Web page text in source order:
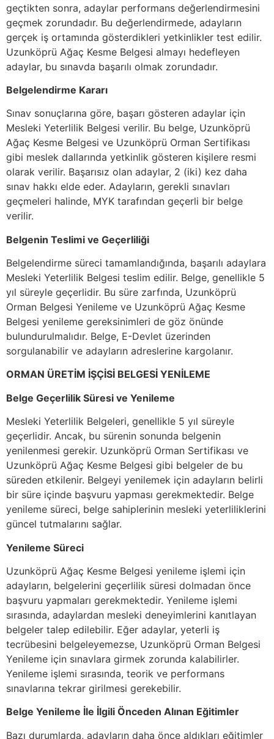
geçtikten sonra, adaylar performans değerlendirmesini
geçmek zorundadır. Bu değerlendirmede, adayların
gerçek iş ortamında gösterdikleri yetkinlikler test edilir.
Uzunköprü Ağaç Kesme Belgesi almayı hedefleyen
adaylar, bu sınavda başarılı olmak zorundadır.
Belgelendirme Kararı
Sınav sonuçlarına göre, başarı gösteren adaylar için
Mesleki Yeterlilik Belgesi verilir. Bu belge, Uzunköprü
Ağaç Kesme Belgesi ve Uzunköprü Orman Sertifikası
gibi meslek dallarında yetkinlik gösteren kişilere resmi
olarak verilir. Başarısız olan adaylar, 2 (iki) kez daha
sınav hakkı elde eder. Adayların, gerekli sınavları
geçmeleri halinde, MYK tarafından geçerli bir belge
verilir.
Belgenin Teslimi ve Geçerliliği
Belgelendirme süreci tamamlandığında, başarılı adaylara
Mesleki Yeterlilik Belgesi teslim edilir. Belge, genellikle 5
yıl süreyle geçerlidir. Bu süre zarfında, Uzunköprü
Orman Belgesi Yenileme ve Uzunköprü Ağaç Kesme
Belgesi yenileme gereksinimleri de göz önünde
bulundurulmalıdır. Belge, E-Devlet üzerinden
sorgulanabilir ve adayların adreslerine kargolanır.
ORMAN ÜRETİM İŞÇİSİ BELGESİ YENİLEME
Belge Geçerlilik Süresi ve Yenileme
Mesleki Yeterlilik Belgeleri, genellikle 5 yıl süreyle
geçerlidir. Ancak, bu sürenin sonunda belgenin
yenilenmesi gerekir. Uzunköprü Orman Sertifikası ve
Uzunköprü Ağaç Kesme Belgesi gibi belgeler de bu
süreden etkilenir. Belgeyi yenilemek için adayların belirli
bir süre içinde başvuru yapması gerekmektedir. Belge
yenileme süreci, belge sahiplerinin mesleki yeterliliklerini
güncel tutmalarını sağlar.
Yenileme Süreci
Uzunköprü Ağaç Kesme Belgesi yenileme işlemi için
adayların, belgelerini geçerlilik süresi dolmadan önce
başvuru yapmaları gerekmektedir. Yenileme işlemi
sırasında, adaylardan mesleki deneyimlerini kanıtlayan
belgeler talep edilebilir. Eğer adaylar, yeterli iş
tecrübesini belgeleyemezse, Uzunköprü Orman Belgesi
Yenileme için sınavlara girmek zorunda kalabilirler.
Yenileme işlemi sırasında, teorik ve performans
sınavlarına tekrar girilmesi gerekebilir.
Belge Yenileme İle İlgili Önceden Alınan Eğitimler
Bazı durumlarda, adayların daha önce aldıkları eğitimler